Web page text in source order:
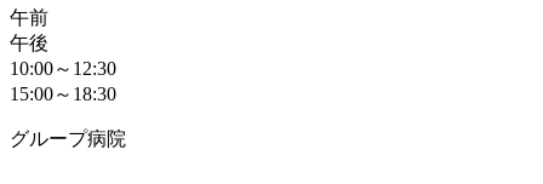
午前
午後
10:00～12:30
15:00～18:30
グループ病院